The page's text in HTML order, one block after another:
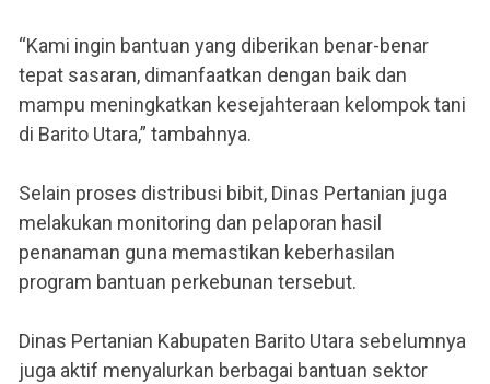
“Kami ingin bantuan yang diberikan benar-benar
tepat sasaran, dimanfaatkan dengan baik dan
mampu meningkatkan kesejahteraan kelompok tani
di Barito Utara,” tambahnya.
Selain proses distribusi bibit, Dinas Pertanian juga
melakukan monitoring dan pelaporan hasil
penanaman guna memastikan keberhasilan
program bantuan perkebunan tersebut.
Dinas Pertanian Kabupaten Barito Utara sebelumnya
juga aktif menyalurkan berbagai bantuan sektor